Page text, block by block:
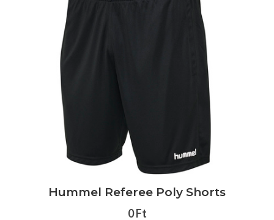
Hummel Referee Poly Shorts
0 Ft